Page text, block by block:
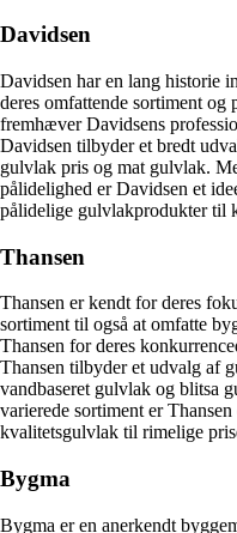
Davidsen
Davidsen har en lang historie
deres omfattende sortiment
fremhæver Davidsens
Davidsen tilbyder et bredt
gulvlak pris og mat gulvlak.
pålidelighed er Davidsen et
pålidelige gulvlakprodukter til
Thansen
Thansen er kendt for deres
sortiment til også at omfatte
Thansen for deres
Thansen tilbyder et udvalg af
vandbaseret gulvlak og blitsa
varierede sortiment er
kvalitetsgulvlak til rimelige
Bygma
Bygma er en anerkendt